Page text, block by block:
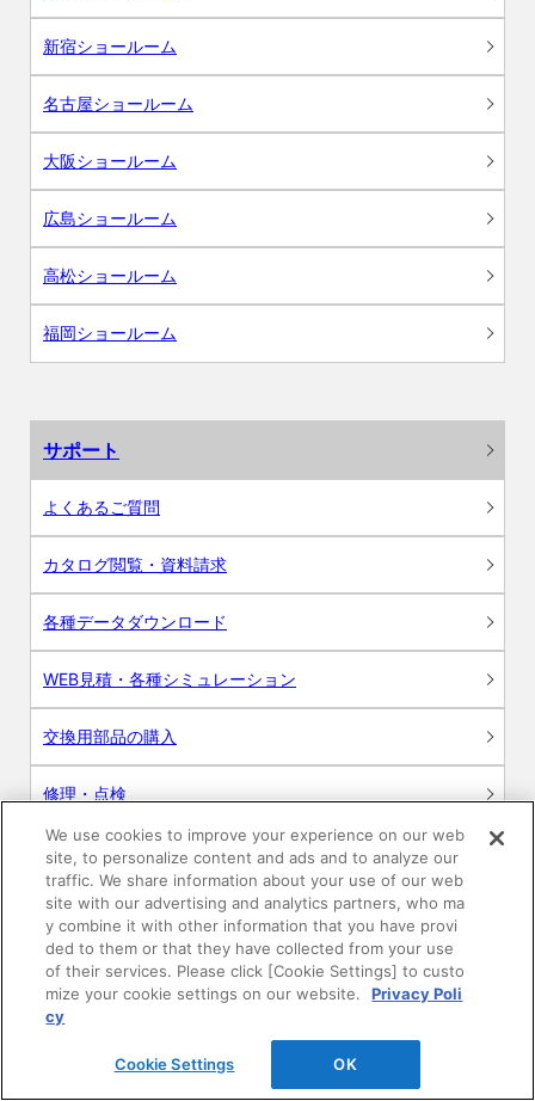
新宿ショールーム
名古屋ショールーム
大阪ショールーム
広島ショールーム
高松ショールーム
福岡ショールーム
サポート
よくあるご質問
カタログ閲覧・資料請求
各種データダウンロード
WEB見積・各種シミュレーション
交換用部品の購入
修理・点検
お問い合わせ
ログイン
建築・設計関係者様向けサイト
ユーザー登録サービス
WEB見積システム
We use cookies to improve your experience on our web
site, to personalize content and ads and to analyze our
traffic. We share information about your use of our web
site with our advertising and analytics partners, who ma
y combine it with other information that you have provi
ded to them or that they have collected from your use
of their services. Please click [Cookie Settings] to custo
mize your cookie settings on our website.
Privacy Poli
cy
Cookie Settings OK